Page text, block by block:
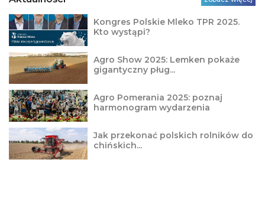
Kongres Polskie Mleko TPR 2025.
Kto wystąpi?
Agro Show 2025: Lemken pokaże
gigantyczny pług...
Agro Pomerania 2025: poznaj
harmonogram wydarzenia
Jak przekonać polskich rolników do
chińskich...